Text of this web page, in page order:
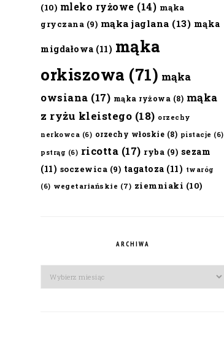
(10) mleko ryżowe (14) mąka
gryczana (9) mąka jaglana (13) mąka
migdałowa (11) mąka
orkiszowa (71) mąka
owsiana (17) mąka ryżowa (8) mąka
z ryżu kleistego (18) orzechy
nerkowca (6) orzechy włoskie (8) pistacje (6)
pstrąg (6) ricotta (17) ryba (9) sezam
(11) soczewica (9) tagatoza (11) twaróg
(6) wegetariańskie (7) ziemniaki (10)
ARCHIWA
Archiwa